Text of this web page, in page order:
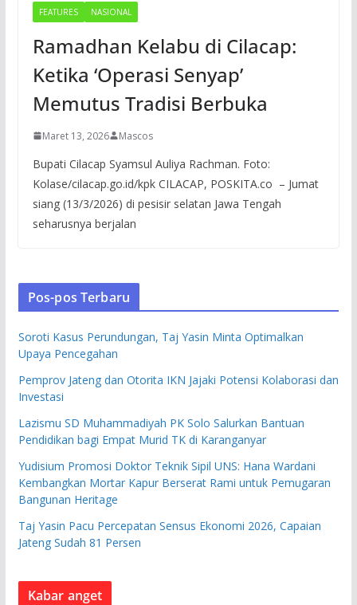
FEATURES NASIONAL
Ramadhan Kelabu di Cilacap:
Ketika ‘Operasi Senyap’
Memutus Tradisi Berbuka
Maret 13, 2026 Mascos
Bupati Cilacap Syamsul Auliya Rachman. Foto:
Kolase/cilacap.go.id/kpk CILACAP, POSKITA.co – Jumat
siang (13/3/2026) di pesisir selatan Jawa Tengah
seharusnya berjalan
Pos-pos Terbaru
Soroti Kasus Perundungan, Taj Yasin Minta Optimalkan
Upaya Pencegahan
Pemprov Jateng dan Otorita IKN Jajaki Potensi Kolaborasi dan
Investasi
Lazismu SD Muhammadiyah PK Solo Salurkan Bantuan
Pendidikan bagi Empat Murid TK di Karanganyar
Yudisium Promosi Doktor Teknik Sipil UNS: Hana Wardani
Kembangkan Mortar Kapur Berserat Rami untuk Pemugaran
Bangunan Heritage
Taj Yasin Pacu Percepatan Sensus Ekonomi 2026, Capaian
Jateng Sudah 81 Persen
Kabar anget